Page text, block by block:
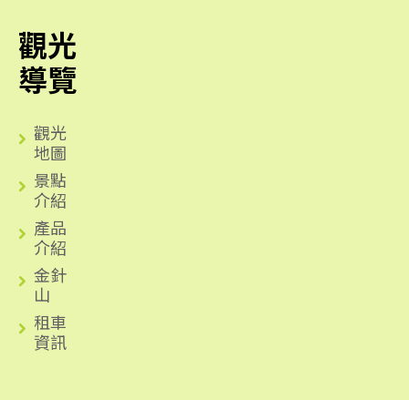
觀光
導覽
觀光
地圖
景點
介紹
產品
介紹
金針
山
租車
資訊